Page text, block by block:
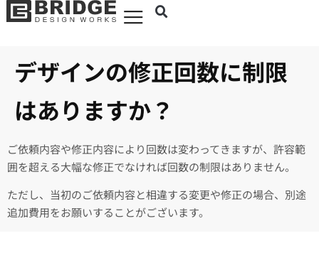
デザインの修正回数に制限
はありますか？
ご依頼内容や修正内容により回数は変わってきますが、許容範
囲を超える大幅な修正でなければ回数の制限はありません。
ただし、当初のご依頼内容と相違する変更や修正の場合、別途
追加費用をお願いすることがございます。